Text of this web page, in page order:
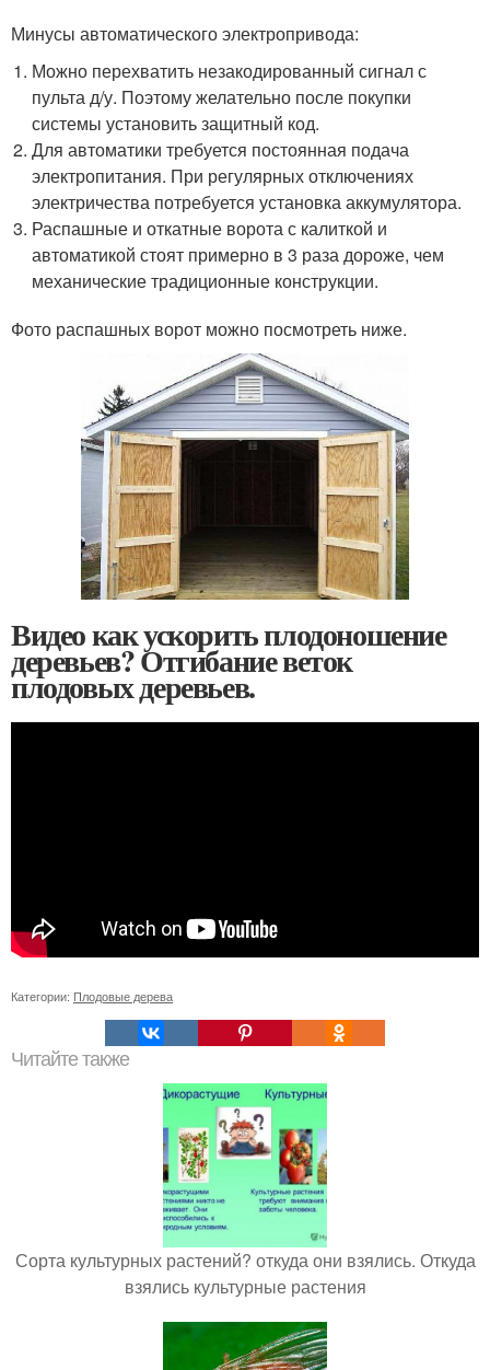
Минусы автоматического электропривода:
Можно перехватить незакодированный сигнал с
пульта д/у. Поэтому желательно после покупки
системы установить защитный код.
Для автоматики требуется постоянная подача
электропитания. При регулярных отключениях
электричества потребуется установка аккумулятора.
Распашные и откатные ворота с калиткой и
автоматикой стоят примерно в 3 раза дороже, чем
механические традиционные конструкции.
Фото распашных ворот можно посмотреть ниже.
Видео как ускорить плодоношение
деревьев? Отгибание веток
плодовых деревьев.
Категории: Плодовые дерева
Читайте также
Сорта культурных растений? откуда они взялись. Откуда
взялись культурные растения